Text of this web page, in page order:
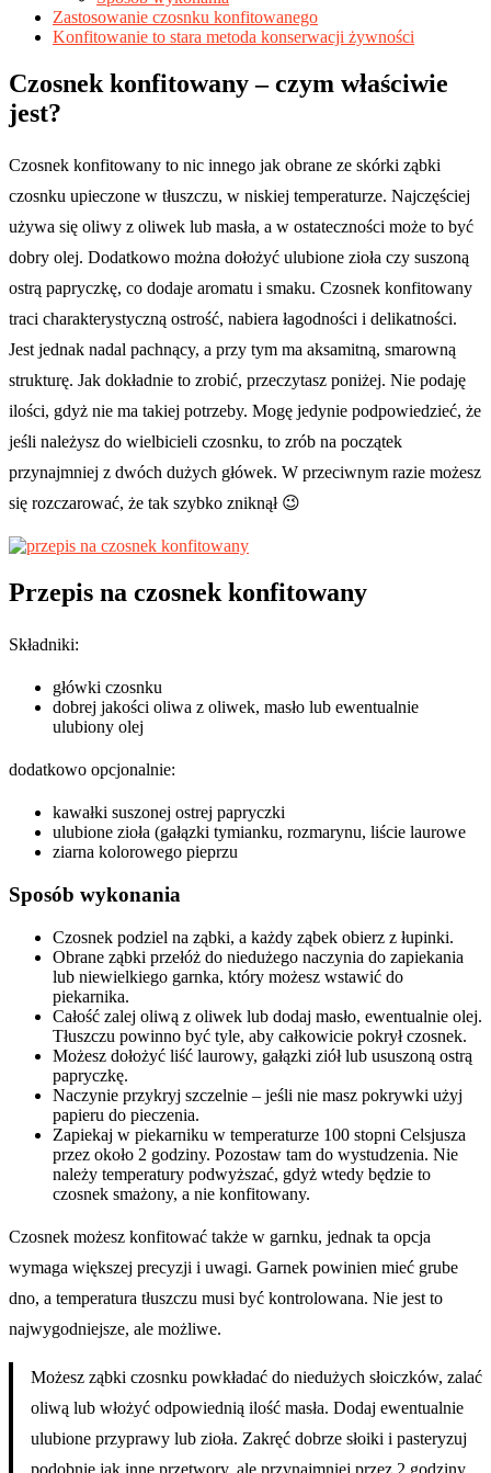
Zastosowanie czosnku konfitowanego
Konfitowanie to stara metoda konserwacji żywności
Czosnek konfitowany – czym właściwie
jest?
Czosnek konfitowany to nic innego jak obrane ze skórki ząbki
czosnku upieczone w tłuszczu, w niskiej temperaturze. Najczęściej
używa się oliwy z oliwek lub masła, a w ostateczności może to być
dobry olej. Dodatkowo można dołożyć ulubione zioła czy suszoną
ostrą papryczkę, co dodaje aromatu i smaku. Czosnek konfitowany
traci charakterystyczną ostrość, nabiera łagodności i delikatności.
Jest jednak nadal pachnący, a przy tym ma aksamitną, smarowną
strukturę. Jak dokładnie to zrobić, przeczytasz poniżej. Nie podaję
ilości, gdyż nie ma takiej potrzeby. Mogę jedynie podpowiedzieć, że
jeśli należysz do wielbicieli czosnku, to zrób na początek
przynajmniej z dwóch dużych główek. W przeciwnym razie możesz
się rozczarować, że tak szybko zniknął 😉
Przepis na czosnek konfitowany
Składniki:
główki czosnku
dobrej jakości oliwa z oliwek, masło lub ewentualnie
ulubiony olej
dodatkowo opcjonalnie:
kawałki suszonej ostrej papryczki
ulubione zioła (gałązki tymianku, rozmarynu, liście laurowe
ziarna kolorowego pieprzu
Sposób wykonania
Czosnek podziel na ząbki, a każdy ząbek obierz z łupinki.
Obrane ząbki przełóż do niedużego naczynia do zapiekania
lub niewielkiego garnka, który możesz wstawić do
piekarnika.
Całość zalej oliwą z oliwek lub dodaj masło, ewentualnie olej.
Tłuszczu powinno być tyle, aby całkowicie pokrył czosnek.
Możesz dołożyć liść laurowy, gałązki ziół lub ususzoną ostrą
papryczkę.
Naczynie przykryj szczelnie – jeśli nie masz pokrywki użyj
papieru do pieczenia.
Zapiekaj w piekarniku w temperaturze 100 stopni Celsjusza
przez około 2 godziny. Pozostaw tam do wystudzenia. Nie
należy temperatury podwyższać, gdyż wtedy będzie to
czosnek smażony, a nie konfitowany.
Czosnek możesz konfitować także w garnku, jednak ta opcja
wymaga większej precyzji i uwagi. Garnek powinien mieć grube
dno, a temperatura tłuszczu musi być kontrolowana. Nie jest to
najwygodniejsze, ale możliwe.
Możesz ząbki czosnku powkładać do niedużych słoiczków, zalać
oliwą lub włożyć odpowiednią ilość masła. Dodaj ewentualnie
ulubione przyprawy lub zioła. Zakręć dobrze słoiki i pasteryzuj
podobnie jak inne przetwory, ale przynajmniej przez 2 godziny.